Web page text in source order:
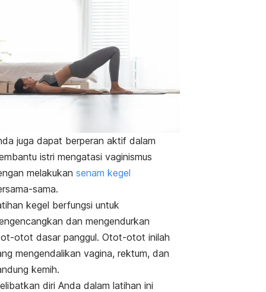
juga dapat berperan aktif dalam
istri mengatasi vaginismus
melakukan senam kegel
sama.
kegel berfungsi untuk
dan mengendurkan
otot dasar panggul. Otot-otot inilah
mengendalikan vagina, rektum, dan
kemih.
diri Anda dalam latihan ini